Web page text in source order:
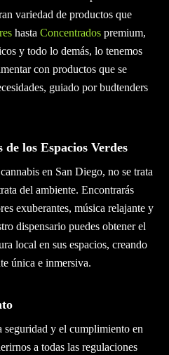
variedad de productos que
hasta Concentrados premium,
y todo lo demás, lo tenemos
con productos que se
guiado por budtenders
los Espacios Verdes
en San Diego, no se trata
del ambiente. Encontrarás
exuberantes, música relajante y
dispensario puedes obtener el
local en sus espacios, creando
única e inmersiva.
seguridad y el cumplimiento en
a todas las regulaciones